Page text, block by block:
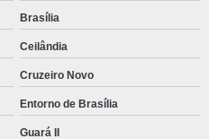
Brasília
Ceilândia
Cruzeiro Novo
Entorno de Brasília
Guará II